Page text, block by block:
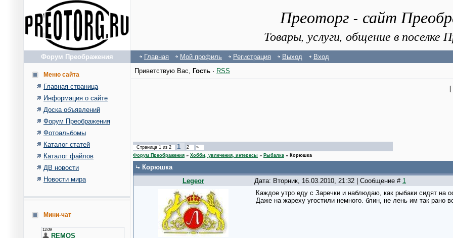
Преоторг - сайт
Товары, услуги, общение в поселке
Форум Преображения Главная Мой профиль Регистрация Выход Вход
Меню сайта
Главная страница
Информация о сайте
Доска объявлений
Форум Преображения
Фотоальбомы
Каталог статей
Каталог файлов
ДВ новости
Новости мира
Мини-чат
Приветствую Вас, Гость · RSS
[
Страница 1 из 2 1 2
»
Форум Преображения » Хобби, увлечения, интересы » Рыбалка » Корюшка
Корюшка
Legeor
Дата: Вторник, 16.03.2010, 21:32 | Сообщение # 1
Каждое утро еду с Заречки и наблюдаю, как рыбаки сидят на
Даже на жареху угостили немного. блин, не лень им так рано